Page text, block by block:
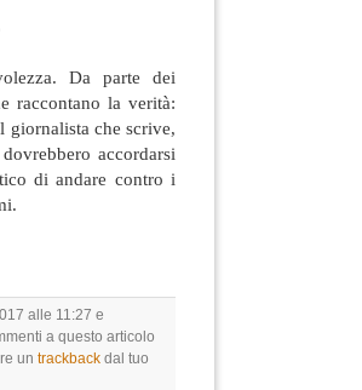
Da parte dei
raccontano la verità:
giornalista che scrive,
accordarsi
di andare contro i
alle 11:27 e
a questo articolo
un trackback dal tuo